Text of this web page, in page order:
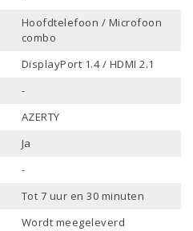
Hoofdtelefoon / Microfoon
combo
DisplayPort 1.4 / HDMI 2.1
-
AZERTY
Ja
-
Tot 7 uur en 30 minuten
Wordt meegeleverd